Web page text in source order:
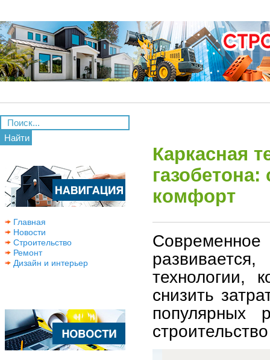
Найти
Главная
Новости
Строительство
Ремонт
Дизайн и интерьер
Каркасная
комфорт
Современное
технологии,
снизить
популярных